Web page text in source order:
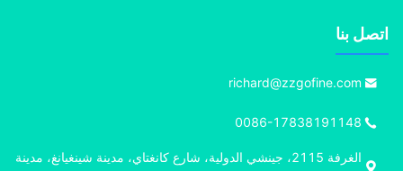
بنا
richard@zzgofine.com
0086-17838191148
الغرفة 2115، جينشي الدولية، شارع كانغتاي، مدينة شينغيانغ، مدينة